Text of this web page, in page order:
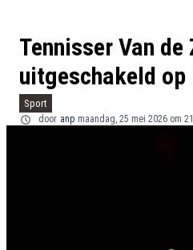
Tennisser Van
uitgeschakeld op
Sport
door anp maandag, 25 mei 2026 om